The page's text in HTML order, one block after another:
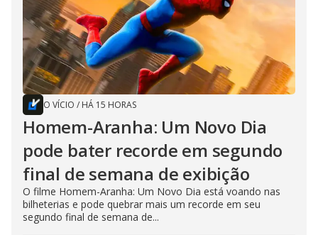
O VÍCIO / HÁ 15 HORAS
Homem-Aranha: Um Novo Dia
pode bater recorde em segundo
final de semana de exibição
O filme Homem-Aranha: Um Novo Dia está voando nas
bilheterias e pode quebrar mais um recorde em seu
segundo final de semana de...